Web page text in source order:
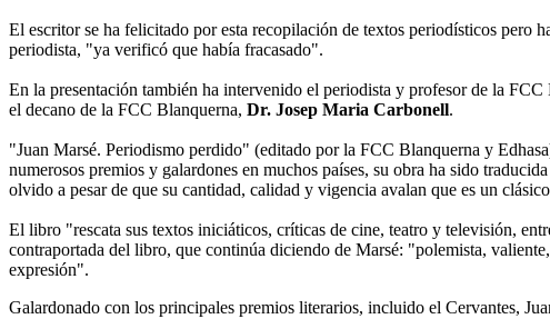
El escritor se ha felicitado por esta recopilación de textos periodísticos
periodista, "ya verificó que había fracasado".
En la presentación también ha intervenido el periodista y profesor de la FCC
el decano de la FCC Blanquerna, Dr. Josep Maria Carbonell.
"Juan Marsé. Periodismo perdido" (editado por la FCC Blanquerna y
numerosos premios y galardones en muchos países, su obra ha sido
olvido a pesar de que su cantidad, calidad y vigencia avalan que es un
El libro "rescata sus textos iniciáticos, críticas de cine, teatro y televisión,
contraportada del libro, que continúa diciendo de Marsé: "polemista,
expresión".
Galardonado con los principales premios literarios, incluido el Cervantes,